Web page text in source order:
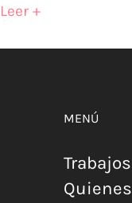
Leer +
MENÚ
Trabajos
Quienes